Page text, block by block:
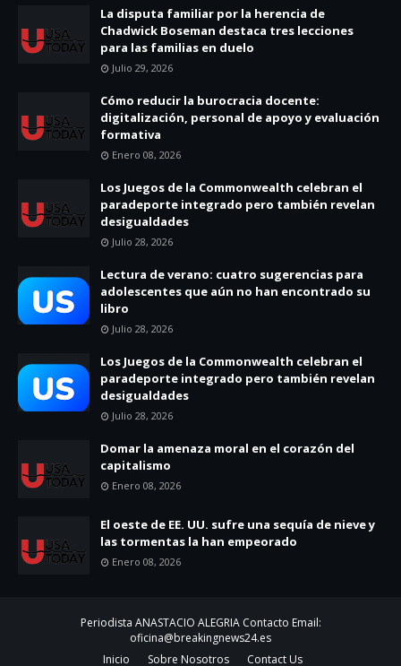
La disputa familiar por la herencia de
Chadwick Boseman destaca tres lecciones
para las familias en duelo
Julio 29, 2026
Cómo reducir la burocracia docente:
digitalización, personal de apoyo y evaluación
formativa
Enero 08, 2026
Los Juegos de la Commonwealth celebran el
paradeporte integrado pero también revelan
desigualdades
Julio 28, 2026
Lectura de verano: cuatro sugerencias para
adolescentes que aún no han encontrado su
libro
Julio 28, 2026
Los Juegos de la Commonwealth celebran el
paradeporte integrado pero también revelan
desigualdades
Julio 28, 2026
Domar la amenaza moral en el corazón del
capitalismo
Enero 08, 2026
El oeste de EE. UU. sufre una sequía de nieve y
las tormentas la han empeorado
Enero 08, 2026
Periodista ANASTACIO ALEGRIA Contacto Email:
oficina@breakingnews24.es
Inicio
Sobre Nosotros Contact Us